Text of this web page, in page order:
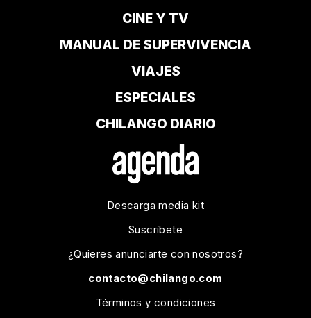
CINE Y TV
MANUAL DE SUPERVIVENCIA
VIAJES
ESPECIALES
CHILANGO DIARIO
Descarga media kit
Suscríbete
¿Quieres anunciarte con nosotros?
contacto@chilango.com
Términos y condiciones